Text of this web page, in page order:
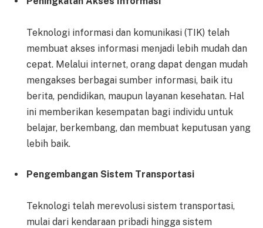
Teknologi informasi dan komunikasi (TIK) telah
membuat akses informasi menjadi lebih mudah dan
cepat. Melalui internet, orang dapat dengan mudah
mengakses berbagai sumber informasi, baik itu
berita, pendidikan, maupun layanan kesehatan. Hal
ini memberikan kesempatan bagi individu untuk
belajar, berkembang, dan membuat keputusan yang
lebih baik.
Pengembangan Sistem Transportasi
Teknologi telah merevolusi sistem transportasi,
mulai dari kendaraan pribadi hingga sistem